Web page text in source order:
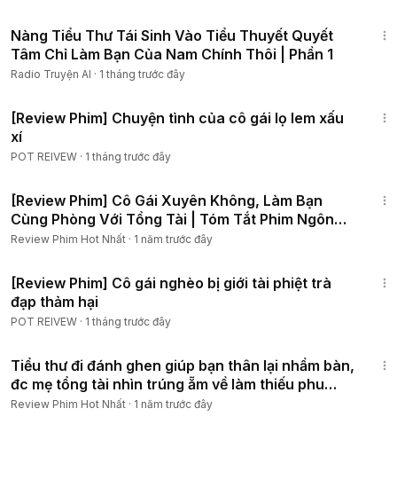
Nàng Tiểu Thư Tái Sinh Vào Tiểu Thuyết Quyết
Tâm Chỉ Làm Bạn Của Nam Chính Thôi | Phần 1
Radio Truyện AI · 1 tháng trước đây
[Review Phim] Chuyện tình của cô gái lọ lem xấu
xí
POT REIVEW · 1 tháng trước đây
[Review Phim] Cô Gái Xuyên Không, Làm Bạn
Cùng Phòng Với Tổng Tài | Tóm Tắt Phim Ngôn
Tình Hay Nhất
Review Phim Hot Nhất · 1 năm trước đây
[Review Phim] Cô gái nghèo bị giới tài phiệt trà
đạp thảm hại
POT REIVEW · 1 tháng trước đây
Tiểu thư đi đánh ghen giúp bạn thân lại nhầm bàn,
đc mẹ tổng tài nhìn trúng ẵm về làm thiếu phu
nhân
Review Phim Hot Nhất · 1 năm trước đây